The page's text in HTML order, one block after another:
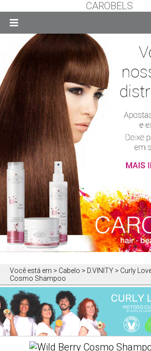
CAROBELS
Você está em > Cabelo > D.VINITY > Curly
Cosmo Shampoo